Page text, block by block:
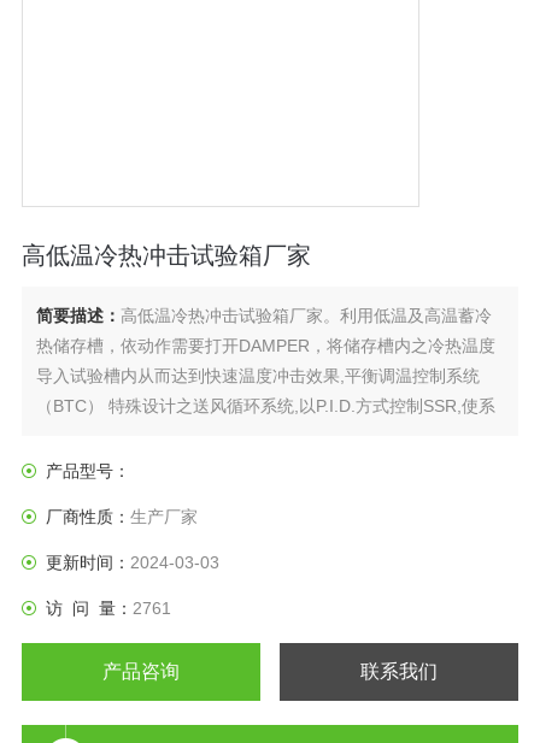
高低温冷热冲击试验箱厂家
简要描述： 高低温冷热冲击试验箱厂家。利用低温及高温蓄冷
热储存槽，依动作需要打开DAMPER，将储存槽内之冷热温度
导入试验槽内从而达到快速温度冲击效果,平衡调温控制系统
（BTC） 特殊设计之送风循环系统,以P.I.D.方式控制SSR,使系
产品型号：
厂商性质： 生产厂家
更新时间： 2024-03-03
访 问 量： 2761
产品咨询 联系我们